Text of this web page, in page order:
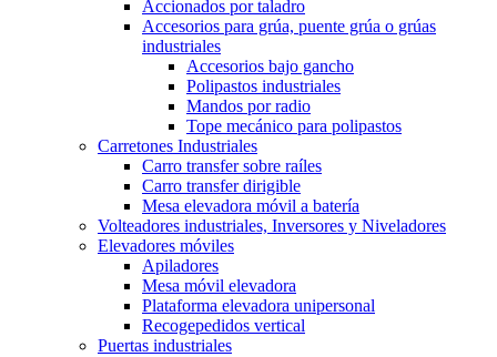
Accionados por taladro
Accesorios para grúa, puente grúa o grúas
industriales
Accesorios bajo gancho
Polipastos industriales
Mandos por radio
Tope mecánico para polipastos
Carretones Industriales
Carro transfer sobre raíles
Carro transfer dirigible
Mesa elevadora móvil a batería
Volteadores industriales, Inversores y Niveladores
Elevadores móviles
Apiladores
Mesa móvil elevadora
Plataforma elevadora unipersonal
Recogepedidos vertical
Puertas industriales